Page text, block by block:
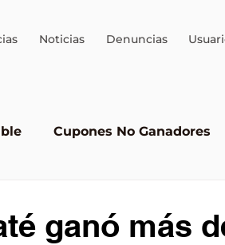
Noticias Denuncias
Cupones No Ganadores
ganó más